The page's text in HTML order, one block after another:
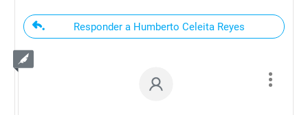
Responder a Humberto Celeita Reyes